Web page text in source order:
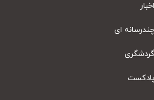
ای